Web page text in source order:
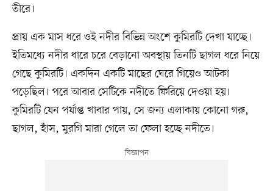
তীরে।
প্রায় এক মাস ধরে ওই নদীর বিভিন্ন অংশে কুমিরটি দেখা যাচ্ছে।
ইতিমধ্যে নদীর ধারে চরে বেড়ানো অবস্থায় তিনটি ছাগল ধরে নিয়ে
গেছে কুমিরটি। একদিন একটি মাছের ঘেরে গিয়েও আটকা
পড়েছিল। পরে আবার সেটিকে নদীতে ফিরিয়ে দেওয়া হয়।
কুমিরটি যেন পর্যাপ্ত খাবার পায়, সে জন্য এলাকায় কোনো গরু,
ছাগল, হাঁস, মুরগি মারা গেলে তা ফেলা হচ্ছে নদীতে।